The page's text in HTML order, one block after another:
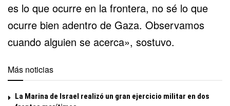
es lo que ocurre en la frontera, no sé lo que
ocurre bien adentro de Gaza. Observamos
cuando alguien se acerca», sostuvo.
Más noticias
La Marina de Israel realizó un gran ejercicio militar en dos